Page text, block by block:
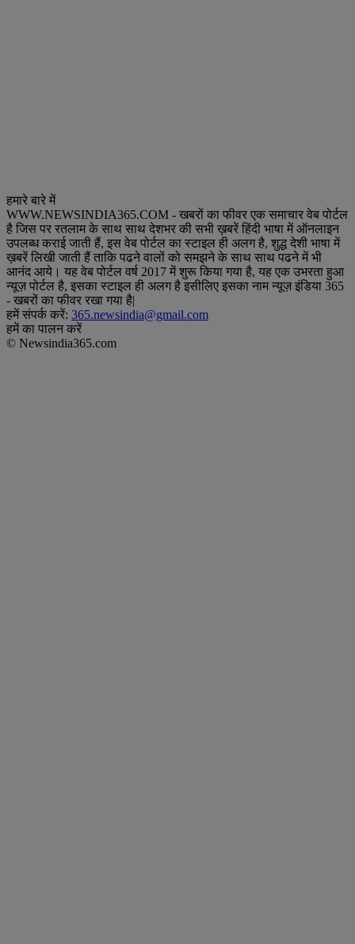
हमारे बारे में
WWW.NEWSINDIA365.COM - खबरों का फीवर एक समाचार वेब पोर्टल
है जिस पर रतलाम के साथ साथ देशभर की सभी ख़बरें हिंदी भाषा में ऑनलाइन
उपलब्ध कराई जाती हैं, इस वेब पोर्टल का स्टाइल ही अलग है, शुद्ध देशी भाषा में
ख़बरें लिखी जाती हैं ताकि पढने वालों को समझने के साथ साथ पढने में भी
आनंद आये। यह वेब पोर्टल वर्ष 2017 में शुरू किया गया है, यह एक उभरता हुआ
न्यूज़ पोर्टल है, इसका स्टाइल ही अलग है इसीलिए इसका नाम न्यूज़ इंडिया 365
- खबरों का फीवर रखा गया है|
हमें संपर्क करें: 365.newsindia@gmail.com
हमें का पालन करें
© Newsindia365.com